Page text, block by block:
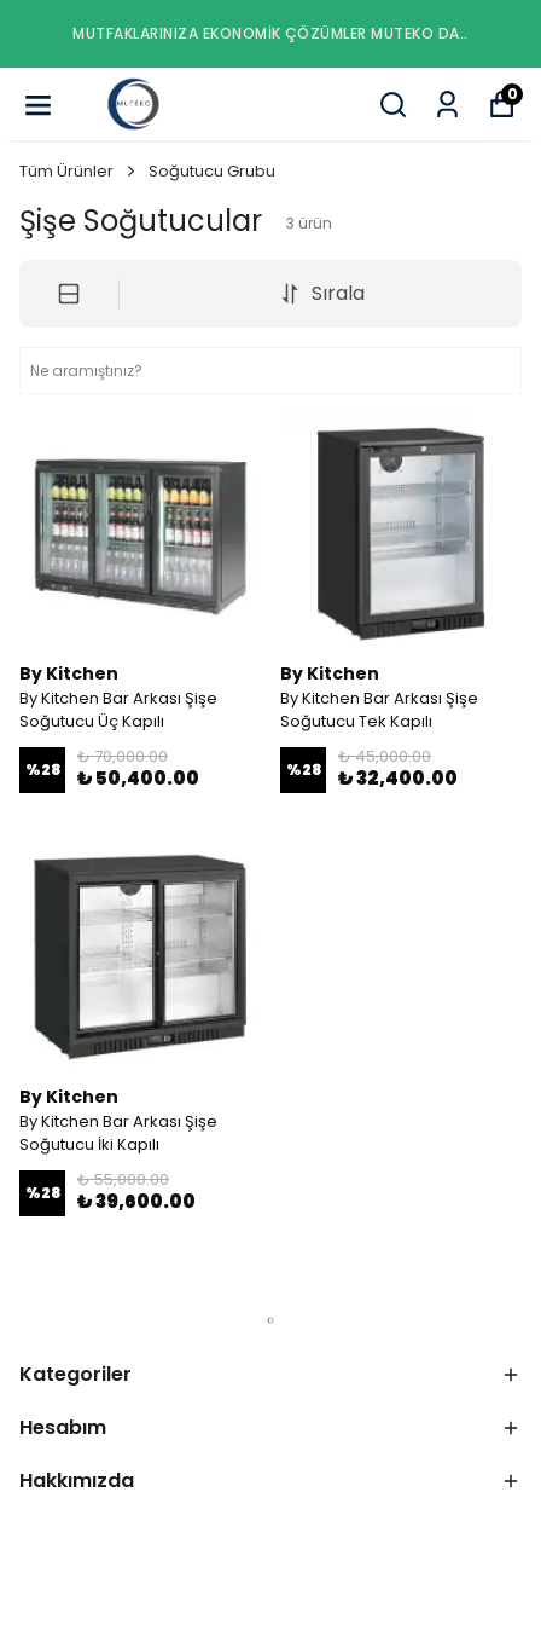
MUTFAKLARINIZA EKONOMIK ÇÖZÜMLER MUTEKO DA..
0
Tüm Ürünler Soğutucu Grubu
Şişe Soğutucular 3 ürün
Sırala
By Kitchen
By Kitchen Bar Arkası Şişe
Soğutucu Üç Kapılı
%28
₺ 70,000.00
₺ 50,400.00
By Kitchen
By Kitchen Bar Arkası Şişe
Soğutucu Tek Kapılı
%28
₺ 45,000.00
₺ 32,400.00
By Kitchen
By Kitchen Bar Arkası Şişe
Soğutucu İki Kapılı
%28
₺ 55,000.00
₺ 39,600.00
Kategoriler
Hesabım
Hakkımızda